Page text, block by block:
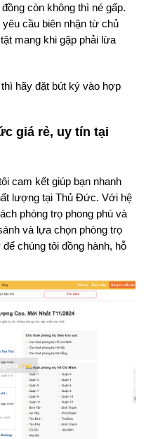
còn không thì né gấp.
cầu biên nhận từ chủ
mang khi gặp phải lừa
hãy đặt bút ký vào hợp
giá rẻ, uy tín tại
cam kết giúp bạn nhanh
lượng tại Thủ Đức. Với hệ
phòng trọ phong phú và
và lựa chọn phòng trọ
chúng tôi đồng hành, hỗ